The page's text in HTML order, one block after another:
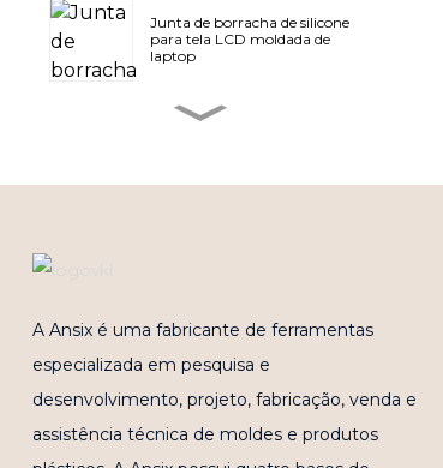
Junta de borracha de silicone
para tela LCD moldada de
laptop
para moldes de tampas A de
massa
O painel de proteção inferior
da porta traseira é feito de
microespuma de PP.
A Ansix é uma fabricante de ferramentas
especializada em pesquisa e
desenvolvimento, projeto, fabricação, venda e
assistência técnica de moldes e produtos